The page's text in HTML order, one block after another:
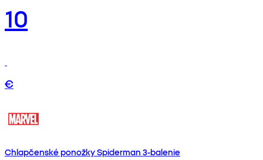
10
€
Chlapčenské ponožky Spiderman 3-balenie